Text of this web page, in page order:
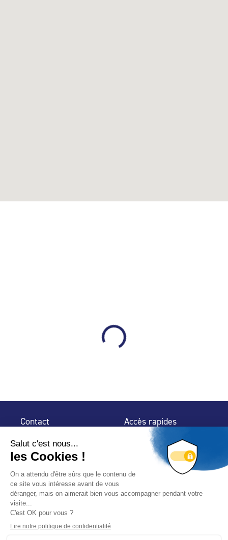
Contact
32 rue de Mogador
75 009 Paris
Accès rapides
Espace Presse
Trouver un
professionnel
Nous suivre